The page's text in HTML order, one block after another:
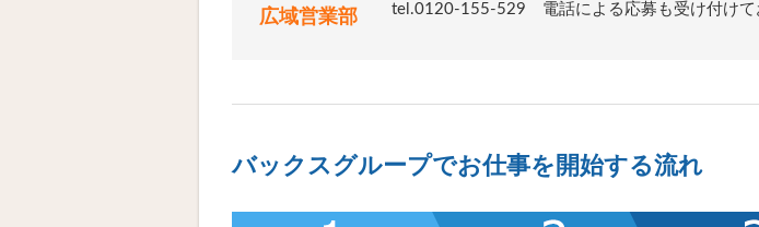
広域営業部
tel.0120-155-529 電話による応募も受け付けて
バックスグループでお仕事を開始する流れ